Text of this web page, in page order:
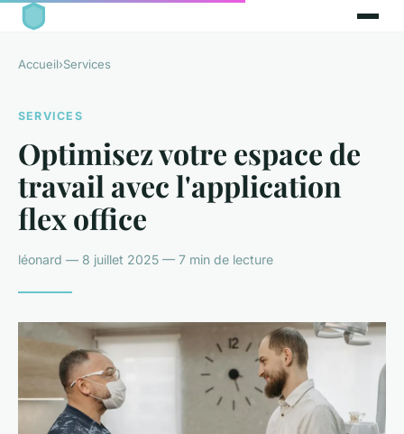
Accueil›Services
SERVICES
Optimisez votre espace de
travail avec l'application
flex office
léonard — 8 juillet 2025 — 7 min de lecture